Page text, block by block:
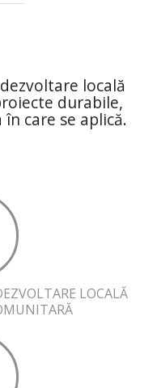
locală
durabile,
care se aplică.
LOCALĂ